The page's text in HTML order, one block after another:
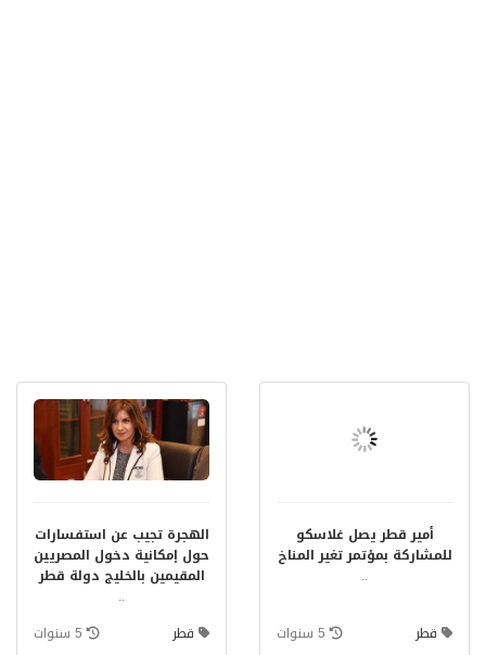
أمير قطر يصل غلاسكو
للمشاركة بمؤتمر تغير المناخ
..
قطر 5 سنوات
الهجرة تجيب عن استفسارات
حول إمكانية دخول المصريين
المقيمين بالخليج دولة قطر
..
قطر
5 سنوات